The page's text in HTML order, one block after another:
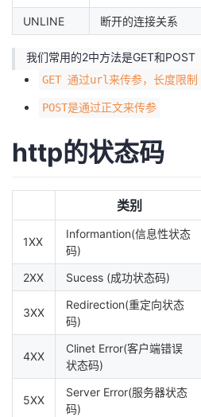
UNLINE 断开的连接关系
我们常用的2中方法是GET和POST
GET 通过url来传参，长度限制
POST是通过正文来传参
http的状态码
类别
1XX
Informantion(信息性状态
码)
2XX Sucess (成功状态码)
3XX
Redirection(重定向状态
码)
4XX
Clinet Error(客户端错误
状态码)
5XX
Server Error(服务器状态
码)